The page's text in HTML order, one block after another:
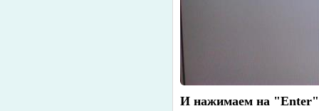
И нажимаем на